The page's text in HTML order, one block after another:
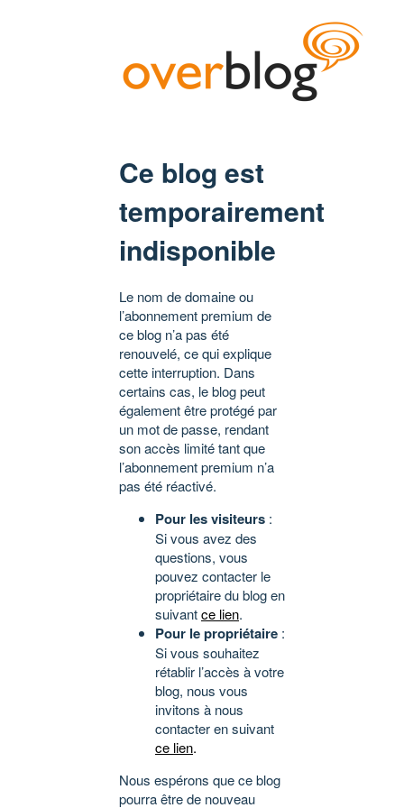
Ce blog est
temporairement
indisponible
Le nom de domaine ou
l’abonnement premium de
ce blog n’a pas été
renouvelé, ce qui explique
cette interruption. Dans
certains cas, le blog peut
également être protégé par
un mot de passe, rendant
son accès limité tant que
l’abonnement premium n’a
pas été réactivé.
Pour les visiteurs :
Si vous avez des
questions, vous
pouvez contacter le
propriétaire du blog en
suivantce lien.
Pour le propriétaire :
Si vous souhaitez
rétablir l’accès à votre
blog, nous vous
invitons à nous
contacter en suivant
ce lien.
Nous espérons que ce blog
pourra être de nouveau